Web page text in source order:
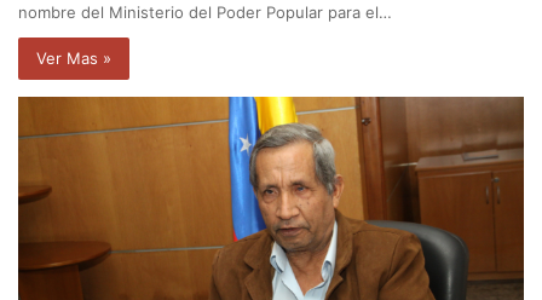
nombre del Ministerio del Poder Popular para el…
Ver Mas »